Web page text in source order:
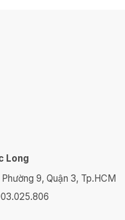
Long
9, Quận 3, Tp.HCM